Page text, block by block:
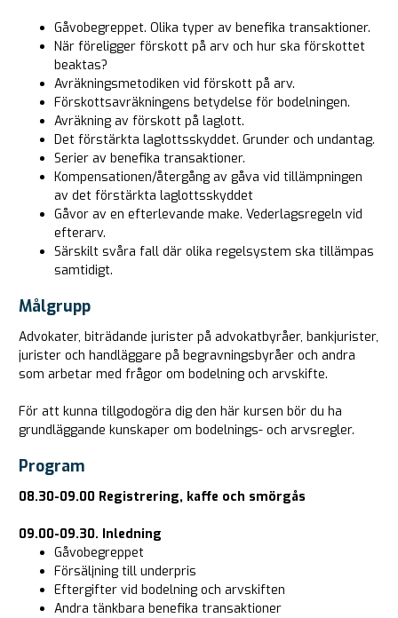
Gåvobegreppet. Olika typer av benefika transaktioner.
När föreligger förskott på arv och hur ska förskottet
beaktas?
Avräkningsmetodiken vid förskott på arv.
Förskottsavräkningens betydelse för bodelningen.
Avräkning av förskott på laglott.
Det förstärkta laglottsskyddet. Grunder och undantag.
Serier av benefika transaktioner.
Kompensationen/återgång av gåva vid tillämpningen
av det förstärkta laglottsskyddet
Gåvor av en efterlevande make. Vederlagsregeln vid
efterarv.
Särskilt svåra fall där olika regelsystem ska tillämpas
samtidigt.
Målgrupp
Advokater, biträdande jurister på advokatbyråer, bankjurister,
jurister och handläggare på begravningsbyråer och andra
som arbetar med frågor om bodelning och arvskifte.
För att kunna tillgodogöra dig den här kursen bör du ha
grundläggande kunskaper om bodelnings- och arvsregler.
Program
08.30-09.00 Registrering, kaffe och smörgås
09.00-09.30. Inledning
Gåvobegreppet
Försäljning till underpris
Eftergifter vid bodelning och arvskiften
Andra tänkbara benefika transaktioner